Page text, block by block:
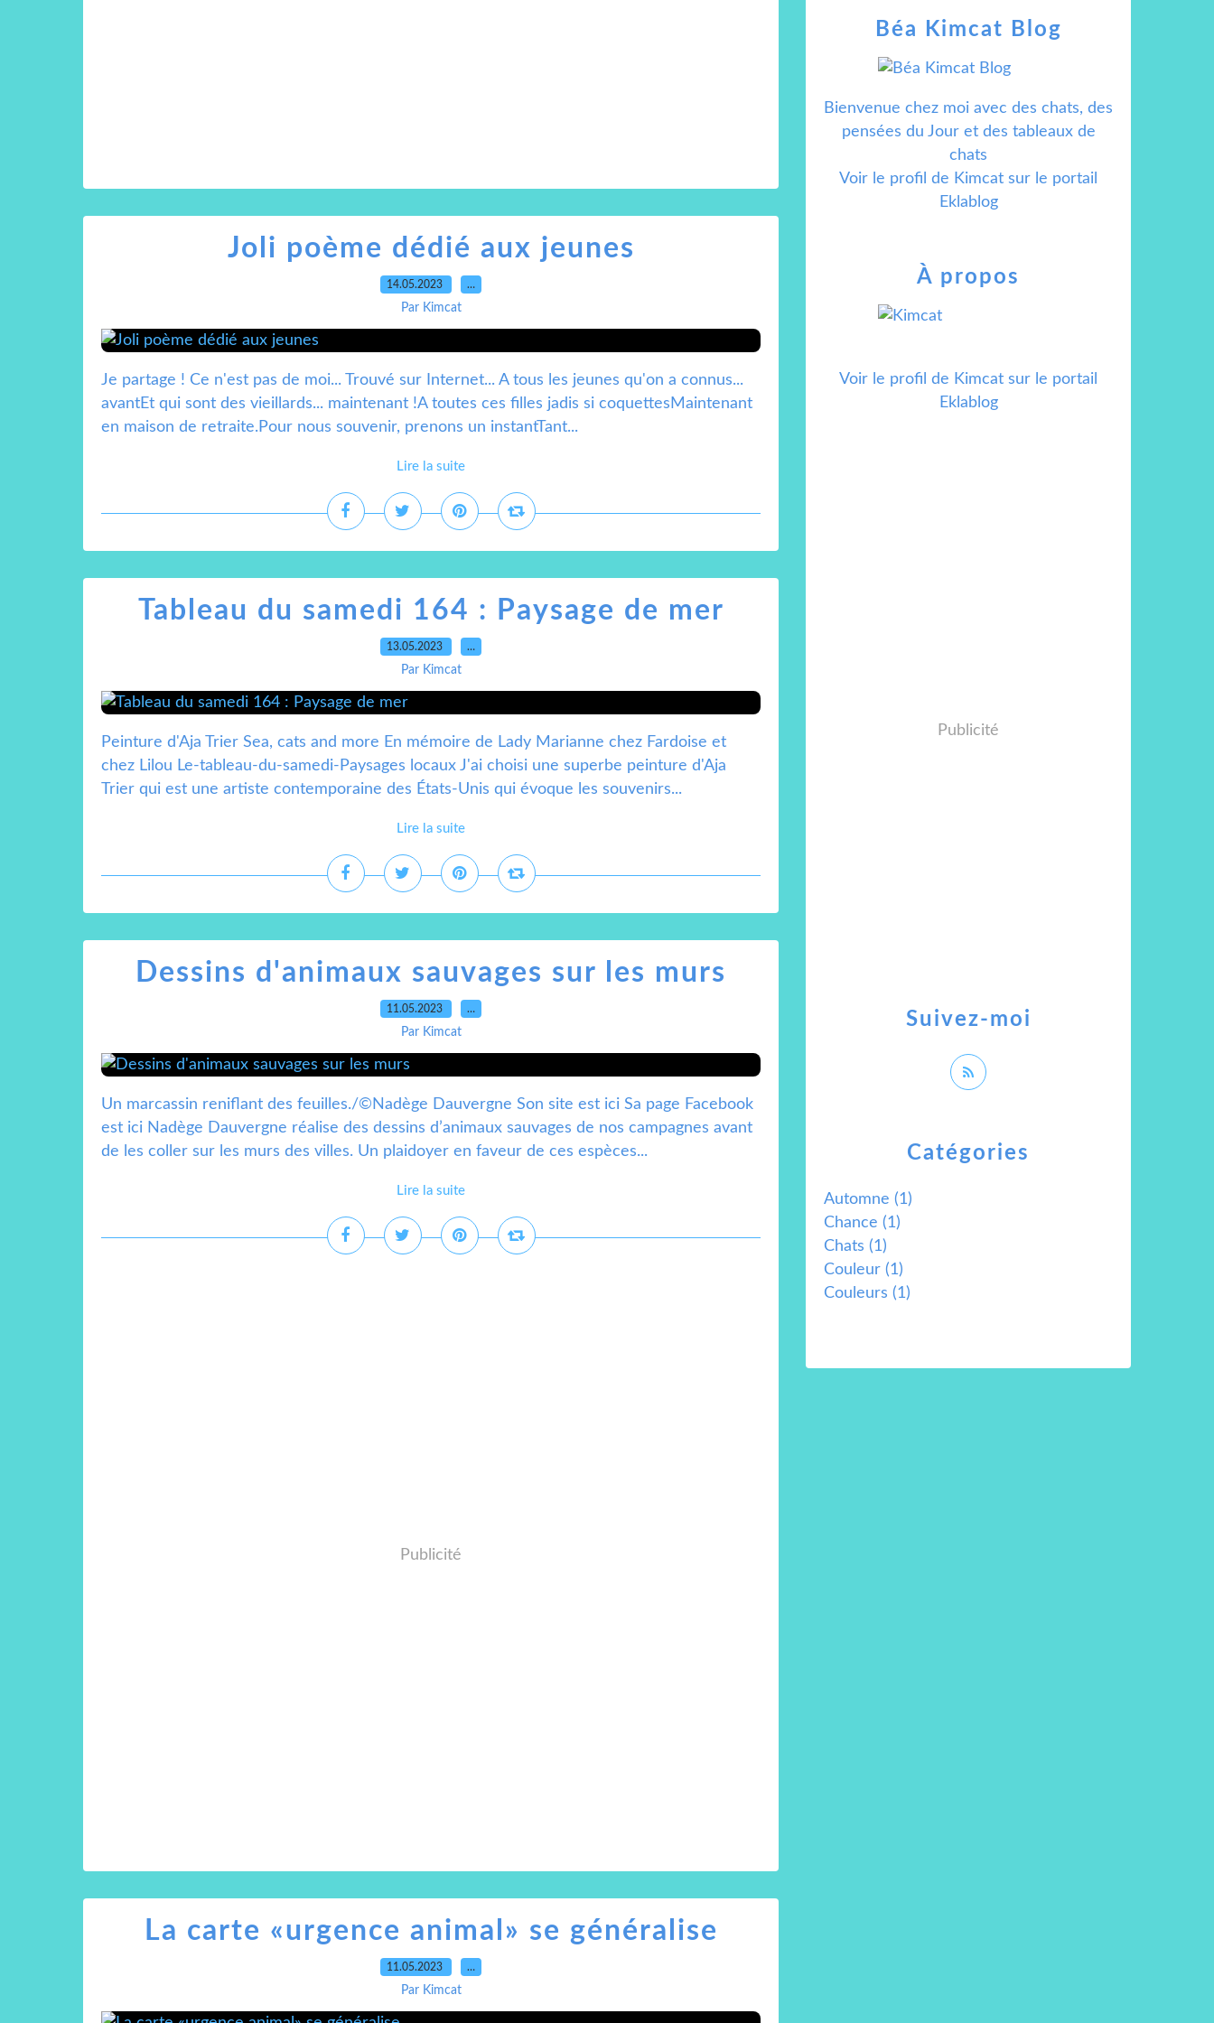
Joli poème dédié aux jeunes
14.05.2023 …
Par Kimcat
Je partage ! Ce n'est pas de moi... Trouvé sur Internet... A tous les jeunes qu'on a connus...
avantEt qui sont des vieillards... maintenant !A toutes ces filles jadis si coquettesMaintenant
en maison de retraite.Pour nous souvenir, prenons un instantTant...
Lire la suite
Tableau du samedi 164 : Paysage de mer
13.05.2023 …
Par Kimcat
Peinture d'Aja Trier Sea, cats and more En mémoire de Lady Marianne chez Fardoise et
chez Lilou Le-tableau-du-samedi-Paysages locaux J'ai choisi une superbe peinture d'Aja
Trier qui est une artiste contemporaine des États-Unis qui évoque les souvenirs...
Lire la suite
Dessins d'animaux sauvages sur les murs
11.05.2023 …
Par Kimcat
Un marcassin reniflant des feuilles./©Nadège Dauvergne Son site est ici Sa page Facebook
est ici Nadège Dauvergne réalise des dessins d’animaux sauvages de nos campagnes avant
de les coller sur les murs des villes. Un plaidoyer en faveur de ces espèces...
Lire la suite
Publicité
La carte «urgence animal» se généralise
11.05.2023 …
Par Kimcat
Catégories
Automne (1)
Chance (1)
Chats (1)
Couleur (1)
Couleurs (1)
Béa Kimcat Blog
Bienvenue chez moi avec des chats, des
pensées du Jour et des tableaux de
chats
Voir le profil de Kimcat sur le portail
Eklablog
Suivez-moi
À propos
Voir le profil de Kimcat sur le portail
Eklablog
Publicité